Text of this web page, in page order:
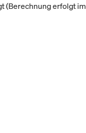
(Berechnung erfolgt im